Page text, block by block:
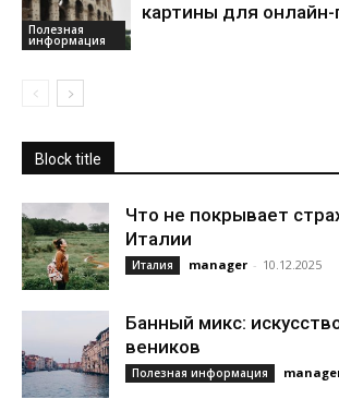
Полезная
информация
картины для
Block title
Что не покрывает
Италии
Италия manager - 10.12.2025
Банный микс:
веников
Полезная информация